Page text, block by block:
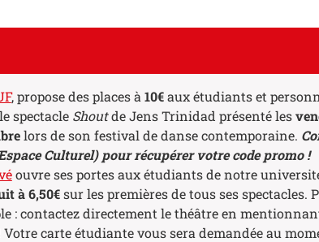
, propose des places à 10€aux étudiants et
spectacle Shoutde Jens Trinidad présenté les
lors de son festival de danse contemporaine.
Culturel) pour récupérer votre code promo !
ouvre ses portes aux étudiants de notre
à 6,50€sur les premières de tous ses spectacles.
: contactez directement le théâtre en
carte étudiante vous sera demandée au